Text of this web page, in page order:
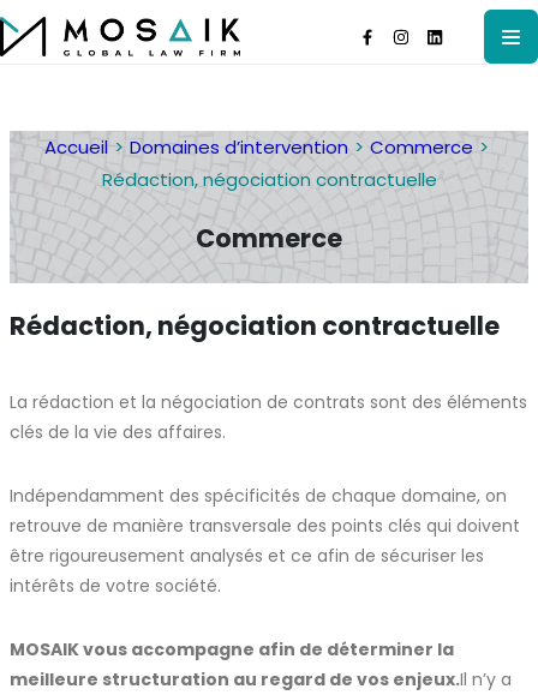
Accueil Domaines d’intervention
Commerce
Rédaction, négociation contractuelle
Commerce
Rédaction, négociation contractuelle
La rédaction et la négociation de contrats sont des éléments
clés de la vie des affaires.
Indépendamment des spécificités de chaque domaine, on
retrouve de manière transversale des points clés qui doivent
être rigoureusement analysés et ce afin de sécuriser les
intérêts de votre société.
MOSAIK vous accompagne afin de déterminer la
meilleure structuration au regard de vos enjeux.Il n’y a